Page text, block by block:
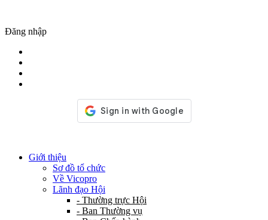
Đăng nhập
Giới thiệu
Sơ đồ tổ chức
Về Vicopro
Lãnh đạo Hội
- Thường trực Hội
- Ban Thường vụ